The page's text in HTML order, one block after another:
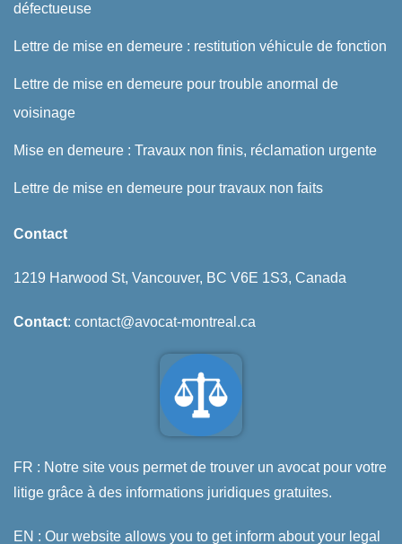
défectueuse
Lettre de mise en demeure : restitution véhicule de fonction
Lettre de mise en demeure pour trouble anormal de
voisinage
Mise en demeure : Travaux non finis, réclamation urgente
Lettre de mise en demeure pour travaux non faits
Contact
1219 Harwood St, Vancouver, BC V6E 1S3, Canada
Contact: contact@avocat-montreal.ca
FR : Notre site vous permet de trouver un avocat pour votre
litige grâce à des informations juridiques gratuites.
EN : Our website allows you to get inform about your legal